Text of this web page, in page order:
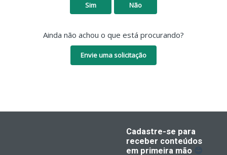
Sim Não
Ainda não achou o que está procurando?
Envie uma solicitação